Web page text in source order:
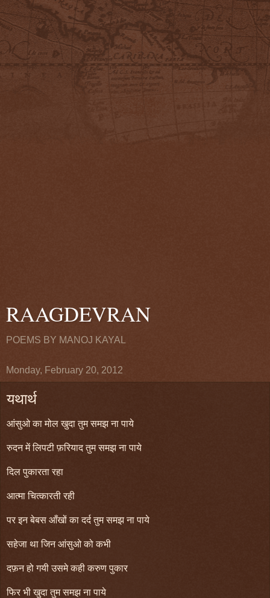
RAAGDEVRAN
POEMS BY MANOJ KAYAL
Monday, February 20, 2012
यथार्थ
आंसुओ का मोल खुदा तुम समझ ना पाये
रुदन में लिपटी फ़रियाद तुम समझ ना पाये
दिल पुकारता रहा
आत्मा चित्कारती रही
पर इन बेबस आँखों का दर्द तुम समझ ना पाये
सहेजा थाजिन आंसुओ को कभी
दफ़न हो गयी उसमे कही करुण पुकार
फिर भी खुदा तुम समझ ना पाये